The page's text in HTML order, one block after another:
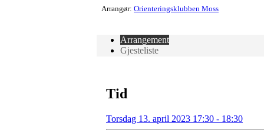
Arrangør: Orienteringsklubben Moss
Arrangement
Gjesteliste
Tid
Torsdag 13. april 2023 17:30 - 18:30